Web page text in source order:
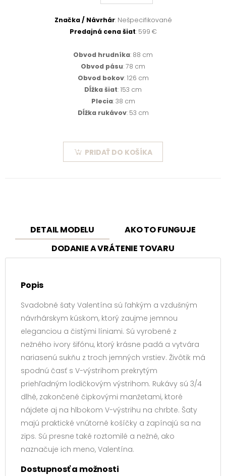
Značka / Návrhár: Nešpecifikované
Predajná cena šiat: 599 €
Obvod hrudníka: 88 cm
Obvod pásu: 78 cm
Obvod bokov: 126 cm
Dĺžka šiat: 153 cm
Plecia: 38 cm
Dĺžka rukávov: 53 cm
PRIDAŤ DO KOŠÍKA
DETAIL MODELU
AKO TO FUNGUJE
DODANIE A VRÁTENIE TOVARU
Popis
Svadobné šaty Valentína sú ľahkým a vzdušným
návrhárskym kúskom, ktorý zaujme jemnou
eleganciou a čistými líniami. Sú vyrobené z
nežného ivory šifónu, ktorý krásne padá a vytvára
nariasenú sukňu z troch jemných vrstiev. Živôtik má
spodnú časť s V-výstrihom prekrytým
priehľadným lodičkovým výstrihom. Rukávy sú 3/4
dlhé, zakončené čipkovými manžetami, ktoré
nájdete aj na hlbokom V-výstrihu na chrbte. Šaty
majú praktické vnútorné košíčky a zapínajú sa na
zips. Sú presne také roztomilé a nežné, ako
naznačuje ich meno, Valentína.
Dostupnosť a možnosti